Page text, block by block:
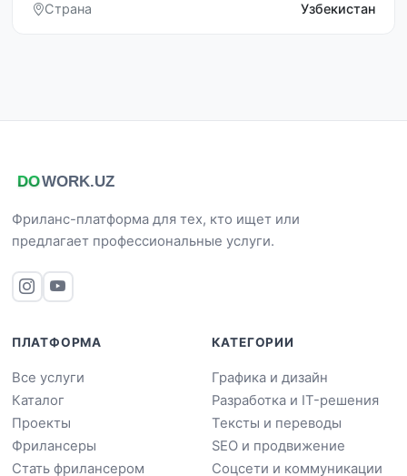
Страна Узбекистан
Фриланс-платформа для тех, кто ищет или
предлагает профессиональные услуги.
ПЛАТФОРМА
Все услуги
Каталог
Проекты
Фрилансеры
Стать фрилансером
КАТЕГОРИИ
Графика и дизайн
Разработка и IT-решения
Тексты и переводы
SEO и продвижение
Соцсети и коммуникации